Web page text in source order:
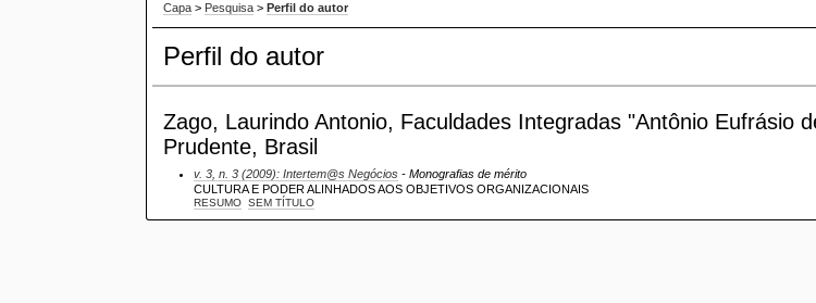
Capa > Pesquisa >Perfil do autor
Perfil do autor
Zago, Laurindo Antonio, Faculdades Integradas "Antônio Eufrásio
Prudente, Brasil
v. 3, n. 3 (2009): Intertem@s Negócios - Monografias de mérito
CULTURA E PODER ALINHADOS AOS OBJETIVOS ORGANIZACIONAIS
RESUMO SEM TÍTULO